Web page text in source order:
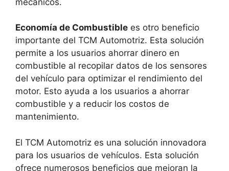
Economía de Combustible es otro beneficio
importante del TCM Automotriz. Esta solución
permite a los usuarios ahorrar dinero en
combustible al recopilar datos de los sensores
del vehículo para optimizar el rendimiento del
motor. Esto ayuda a los usuarios a ahorrar
combustible y a reducir los costos de
mantenimiento.
El TCM Automotriz es una solución innovadora
para los usuarios de vehículos. Esta solución
ofrece numerosos beneficios que mejoran la